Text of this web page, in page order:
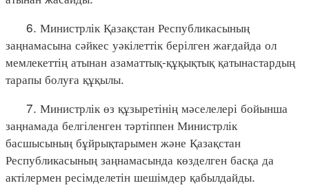
6. Министрлік Қазақстан Республикасының
заңнамасына сәйкес уәкілеттік берілген жағдайда ол
мемлекеттің атынан азаматтық-құқықтық қатынастардың
тарапы болуға құқылы.
7. Министрлік өз құзыретінің мәселелері бойынша
заңнамада белгіленген тәртіппен Министрлік
басшысының бұйрықтарымен және Қазақстан
Республикасының заңнамасында көзделген басқа да
актілермен ресімделетін шешімдер қабылдайды.